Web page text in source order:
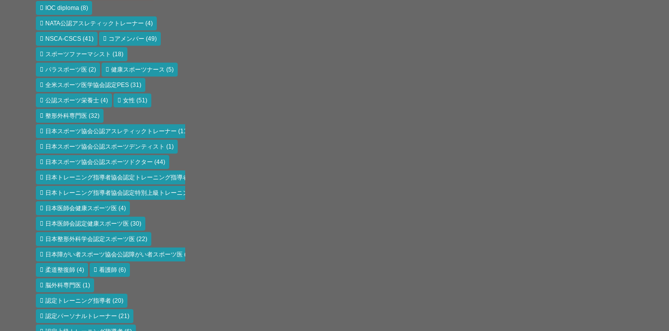
IOC diploma (8)
NATA公認アスレティックトレーナー (4)
NSCA-CSCS (41) コアメンバー (49)
スポーツファーマシスト (18)
パラスポーツ医 (2) 健康スポーツナース (5)
全米スポーツ医学協会認定PES (31)
公認スポーツ栄養士 (4) 女性 (51)
整形外科専門医 (32)
日本スポーツ協会公認アスレティックトレーナー (118)
日本スポーツ協会公認スポーツデンティスト (1)
日本スポーツ協会公認スポーツドクター (44)
日本トレーニング指導者協会認定トレーニング指導者
日本トレーニング指導者協会認定特別上級トレーニング指導者
日本医師会健康スポーツ医 (4)
日本医師会認定健康スポーツ医 (30)
日本整形外科学会認定スポーツ医 (22)
日本障がい者スポーツ協会公認障がい者スポーツ医 (11)
柔道整復師 (4) 看護師 (6)
脳外科専門医 (1)
認定トレーニング指導者 (20)
認定パーソナルトレーナー (21)